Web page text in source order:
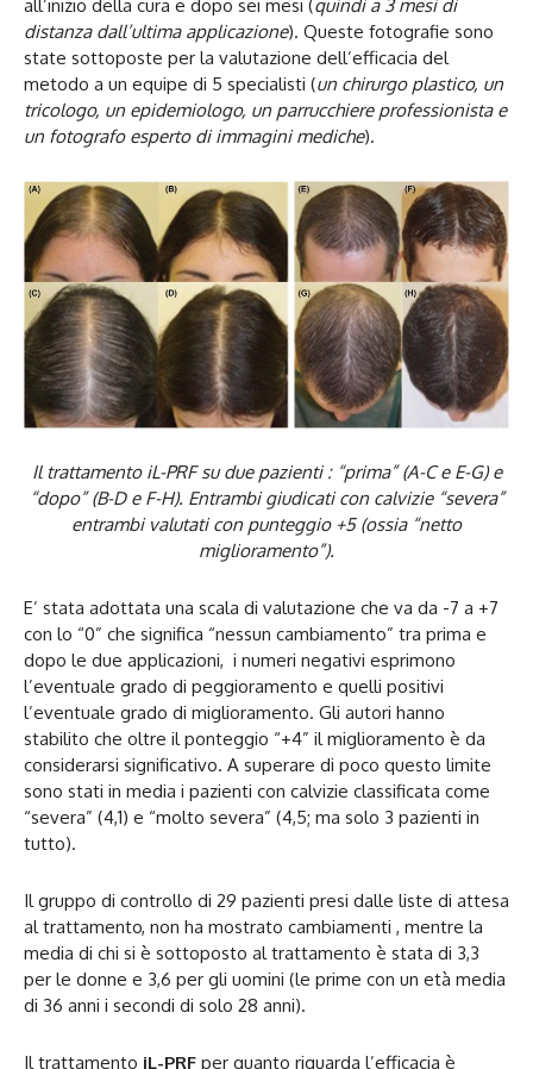
all’inizio della cura e dopo sei mesi (quindi a 3 mesi di
distanza dall’ultima applicazione). Queste fotografie sono
state sottoposte per la valutazione dell’efficacia del
metodo a un equipe di 5 specialisti (un chirurgo plastico, un
tricologo, un epidemiologo, un parrucchiere professionista e
un fotografo esperto di immagini mediche).
Il trattamento iL-PRF su due pazienti : “prima” (A-C e E-G) e
“dopo” (B-D e F-H). Entrambi giudicati con calvizie “severa”
entrambi valutati con punteggio +5 (ossia “netto
miglioramento”).
E’ stata adottata una scala di valutazione che va da -7 a +7
con lo “0” che significa “nessun cambiamento” tra prima e
dopo le due applicazioni, i numeri negativi esprimono
l’eventuale grado di peggioramento e quelli positivi
l’eventuale grado di miglioramento. Gli autori hanno
stabilito che oltre il ponteggio “+4” il miglioramento è da
considerarsi significativo. A superare di poco questo limite
sono stati in media i pazienti con calvizie classificata come
“severa” (4,1) e “molto severa” (4,5; ma solo 3 pazienti in
tutto).
Il gruppo di controllo di 29 pazienti presi dalle liste di attesa
al trattamento, non ha mostrato cambiamenti , mentre la
media di chi si è sottoposto al trattamento è stata di 3,3
per le donne e 3,6 per gli uomini (le prime con un età media
di 36 anni i secondi di solo 28 anni).
Il trattamento iL-PRF per quanto riguarda l’efficacia è